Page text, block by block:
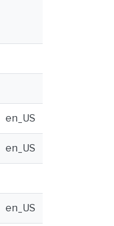
en_US
en_US
en_US